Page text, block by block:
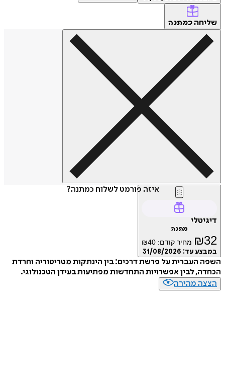
שליחה כמתנה
איזה פורמט לשלוח כמתנה?
דיגיטלי
מתנה
₪32 מחיר קודם: ₪40
במבצע עד: 31/08/2026
השפה העברית על פרשת דרכים: בין הינתקות מטריטוריה וחרדת
הכחדה, לבין אפשרויות התחדשות מפתיעות בעידן הטכנולוגי.
הצצה מהירה